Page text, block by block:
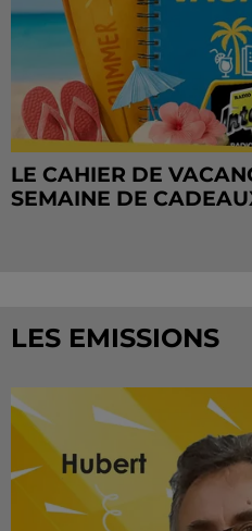
LE CAHIER DE
SEMAINE DE
LES EMISSIONS